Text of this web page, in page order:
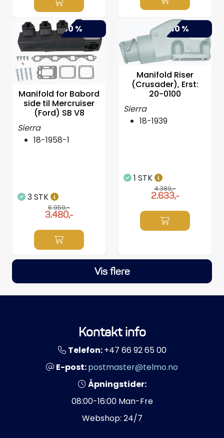
-50 %
Manifold for Babord
side til Mercruiser
(Ford) SB V8
Sierra
18-1958-1
3 STK
6.959,-
3.480,-
-40 %
Manifold Riser
(Crusader), Erst:
20-0100
Sierra
18-1939
1 STK
4.389,-
2.633,-
Vis flere
Kontakt info
Telefon:+47 66 92 65 00
E-post:postmaster@telmo.no
Åpningstider:
08:00-16:00 Man-Fre
Webshop: 24/7